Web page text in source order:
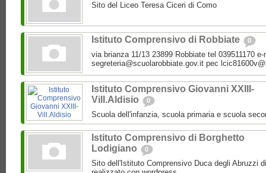
Sito del Liceo Teresa Ciceri di Como
Istituto Comprensivo di Robbiate 0
via brianza 11/13 23899 Robbiate tel 039511170 e-
segreteria@scuolarobbiate.gov.it pec
Istituto Comprensivo Giovanni XXIII-
Vill.Aldisio
0
Scuola dell'infanzia, scuola primaria e scuola
Istituto Comprensivo di Borghetto
Lodigiano
0
Sito dell'Istituto Comprensivo Duca degli Abruzzi